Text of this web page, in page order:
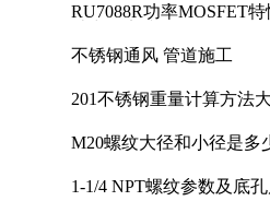
RU7088R功率MOSFET
不锈钢通风 管道施工
201不锈钢重量计算方法
M20螺纹大径和小径是多
1-1/4 NPT螺纹参数及底